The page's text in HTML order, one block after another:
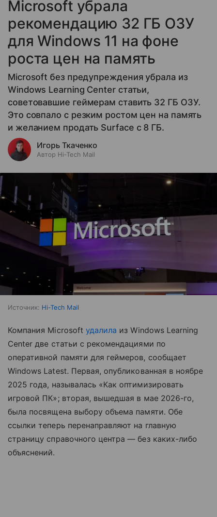
Microsoft убрала
рекомендацию 32 ГБ ОЗУ
для Windows 11 на фоне
роста цен на память
Microsoft без предупреждения убрала из
Windows Learning Center статьи,
советовавшие геймерам ставить 32 ГБ ОЗУ.
Это совпало с резким ростом цен на память
и желанием продать Surface с 8 ГБ.
Игорь Ткаченко
Автор Hi-Tech Mail
Источник: Hi-Tech Mail
Компания Microsoft удалила из Windows Learning
Center две статьи с рекомендациями по
оперативной памяти для геймеров, сообщает
Windows Latest. Первая, опубликованная в ноябре
2025 года, называлась «Как оптимизировать
игровой ПК»; вторая, вышедшая в мае 2026-го,
была посвящена выбору объема памяти. Обе
ссылки теперь перенаправляют на главную
страницу справочного центра — без каких-либо
объяснений.